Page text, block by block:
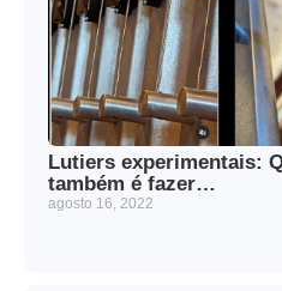
Lutiers experimentais:
também é fazer…
agosto 16, 2022